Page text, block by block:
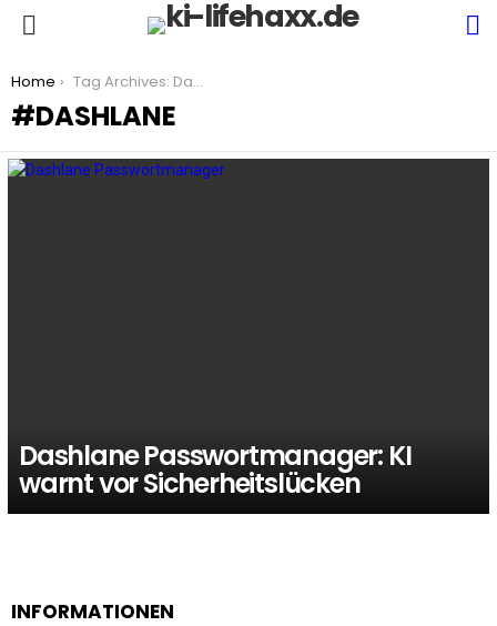
You are here:
Home Tag Archives: Dashlane
DASHLANE
Dashlane Passwortmanager: KI
warnt vor Sicherheitslücken
INFORMATIONEN